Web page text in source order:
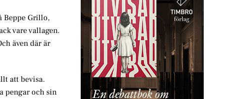
Beppe Grillo,
vare vallagen.
även där är
att bevisa.
pengar och sin